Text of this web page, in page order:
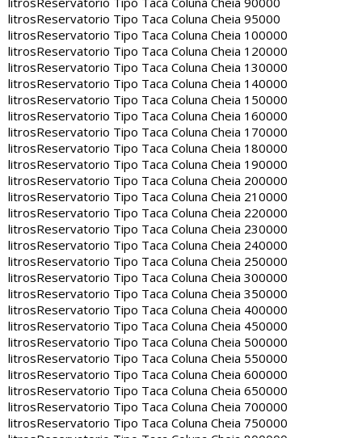
litrosReservatorio Tipo Taca Coluna Cheia 95000
litrosReservatorio Tipo Taca Coluna Cheia 100000
litrosReservatorio Tipo Taca Coluna Cheia 120000
litrosReservatorio Tipo Taca Coluna Cheia 130000
litrosReservatorio Tipo Taca Coluna Cheia 140000
litrosReservatorio Tipo Taca Coluna Cheia 150000
litrosReservatorio Tipo Taca Coluna Cheia 160000
litrosReservatorio Tipo Taca Coluna Cheia 170000
litrosReservatorio Tipo Taca Coluna Cheia 180000
litrosReservatorio Tipo Taca Coluna Cheia 190000
litrosReservatorio Tipo Taca Coluna Cheia 200000
litrosReservatorio Tipo Taca Coluna Cheia 210000
litrosReservatorio Tipo Taca Coluna Cheia 220000
litrosReservatorio Tipo Taca Coluna Cheia 230000
litrosReservatorio Tipo Taca Coluna Cheia 240000
litrosReservatorio Tipo Taca Coluna Cheia 250000
litrosReservatorio Tipo Taca Coluna Cheia 300000
litrosReservatorio Tipo Taca Coluna Cheia 350000
litrosReservatorio Tipo Taca Coluna Cheia 400000
litrosReservatorio Tipo Taca Coluna Cheia 450000
litrosReservatorio Tipo Taca Coluna Cheia 500000
litrosReservatorio Tipo Taca Coluna Cheia 550000
litrosReservatorio Tipo Taca Coluna Cheia 600000
litrosReservatorio Tipo Taca Coluna Cheia 650000
litrosReservatorio Tipo Taca Coluna Cheia 700000
litrosReservatorio Tipo Taca Coluna Cheia 750000